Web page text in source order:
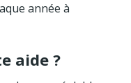
année à
aide ?